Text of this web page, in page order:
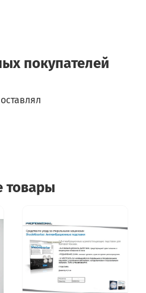
покупателей
товары